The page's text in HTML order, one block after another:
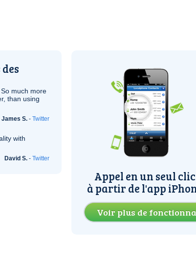
much more
than using
James S. - Twitter
with
David S. - Twitter
Appel en un seul clic
à partir de l'app
Voir plus de